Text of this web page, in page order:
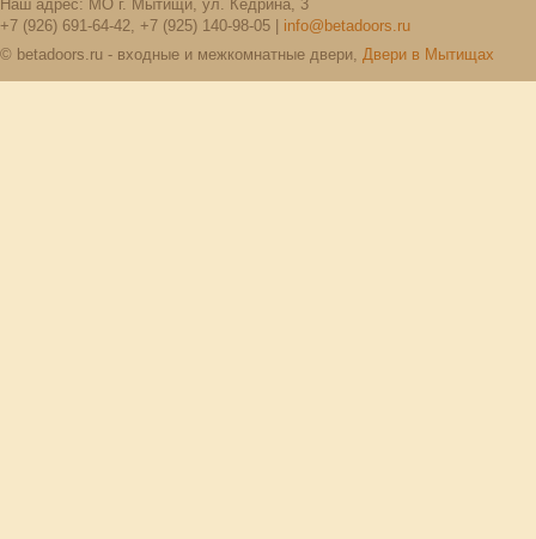
Наш адрес: МО г. Мытищи, ул. Кедрина, 3
+7 (926) 691-64-42, +7 (925) 140-98-05 | info@betadoors.ru
© betadoors.ru - входные и межкомнатные двери, Двери в Мытищах